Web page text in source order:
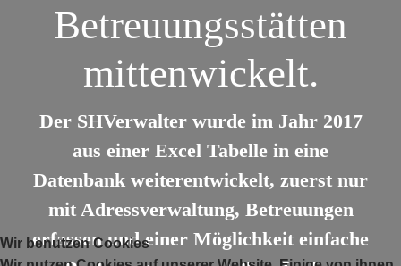
Betreuungsstätten
mittenwickelt.
Der SHVerwalter wurde im Jahr 2017
aus einer Excel Tabelle in eine
Datenbank weiterentwickelt, zuerst nur
mit Adressverwaltung, Betreuungen
erfassen und einer Möglichkeit einfache
Wir benutzen Cookies